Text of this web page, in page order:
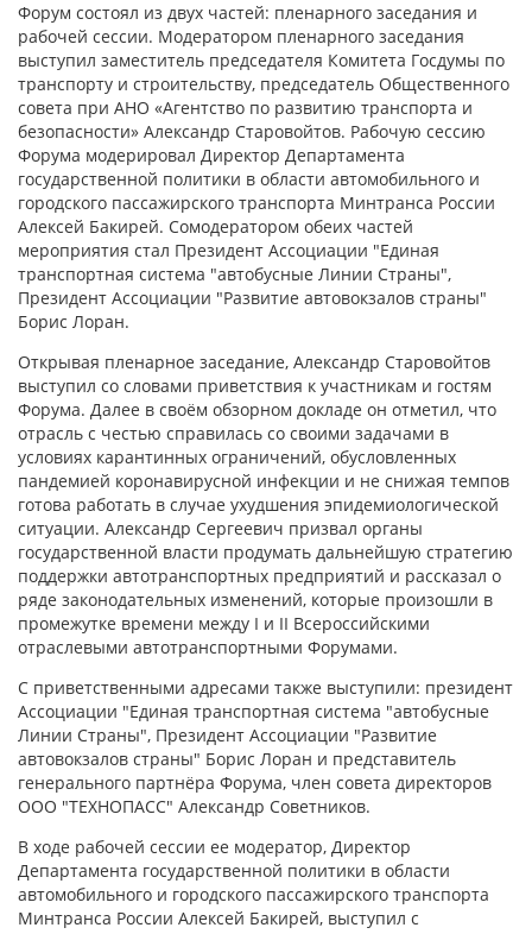
Форум состоял из двух частей: пленарного заседания и
рабочей сессии. Модератором пленарного заседания
выступил заместитель председателя Комитета Госдумы по
транспорту и строительству, председатель Общественного
совета при АНО «Агентство по развитию транспорта и
безопасности» Александр Старовойтов. Рабочую сессию
Форума модерировал Директор Департамента
государственной политики в области автомобильного и
городского пассажирского транспорта Минтранса России
Алексей Бакирей. Сомодератором обеих частей
мероприятия стал Президент Ассоциации "Единая
транспортная система "автобусные Линии Страны",
Президент Ассоциации "Развитие автовокзалов страны"
Борис Лоран.
Открывая пленарное заседание, Александр Старовойтов
выступил со словами приветствия к участникам и гостям
Форума. Далее в своём обзорном докладе он отметил, что
отрасль с честью справилась со своими задачами в
условиях карантинных ограничений, обусловленных
пандемией коронавирусной инфекции и не снижая темпов
готова работать в случае ухудшения эпидемиологической
ситуации. Александр Сергеевич призвал органы
государственной власти продумать дальнейшую стратегию
поддержки автотранспортных предприятий и рассказал о
ряде законодательных изменений, которые произошли в
промежутке времени между I и II Всероссийскими
отраслевыми автотранспортными Форумами.
С приветственными адресами также выступили: президент
Ассоциации "Единая транспортная система "автобусные
Линии Страны", Президент Ассоциации "Развитие
автовокзалов страны" Борис Лоран и представитель
генерального партнёра Форума, член совета директоров
ООО "ТЕХНОПАСС" Александр Советников.
В ходе рабочей сессии ее модератор, Директор
Департамента государственной политики в области
автомобильного и городского пассажирского транспорта
Минтранса России Алексей Бакирей, выступил с